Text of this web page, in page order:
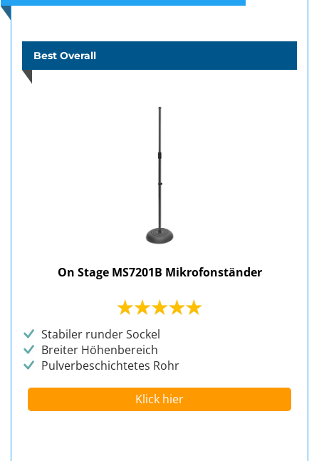
Best Overall
On Stage MS7201B Mikrofonständer
Stabiler runder Sockel
Breiter Höhenbereich
Pulverbeschichtetes Rohr
Klick hier